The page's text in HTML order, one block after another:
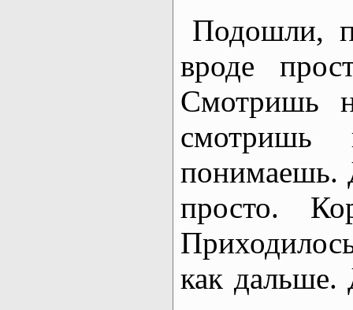
Подошли,
вроде
Смотришь
понимаешь.
просто.
как дальше.